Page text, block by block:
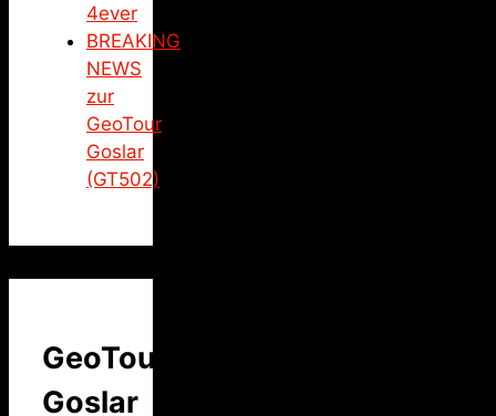
4ever
BREAKING
NEWS
zur
GeoTour
Goslar
(GT502)
GeoTour
Goslar